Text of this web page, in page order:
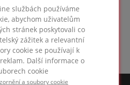
službách používáme
abychom uživatelům
stránek poskytovali co
zážitek a relevantní
cookie se používají k
Další informace o
cookie
a soubory cookie